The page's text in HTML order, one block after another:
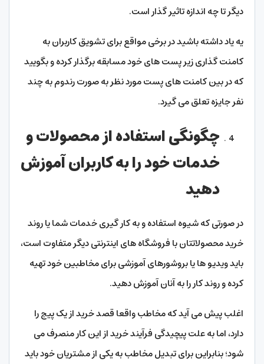
دیگر تا چه اندازه تاثیر گذار است.
یه یاد داشته باشید در برخی مواقع برای تشویق کاربران به
کامنت گذاری زیر پست های خود مسابقه برگذار کرده و بگویید
که در بین کامنت های پست مورد نظر به صورت رندوم به چند
نفر جایزه تعلق می گیرد.
چگونگی استفاده از محصولات و
خدمات خود را به کاربران آموزش
دهید
در صورتی که شیوه استفاده و به کار گیری خدمات شما یا روند
خرید محصولاتتان با فروشگاه های اینترنتی دیگر متفاوت است،
باید ویدیو ها یا بروشورهای آموزشی برای مخاطبین خود تهیه
کرده و روند کار را به آنان آموزش دهید.
اغلب پیش می آید که مخاطب واقعا قصد خرید از یک پیج را
دارد، اما به علت پیچیدگی فرآیند خرید از این کار منصرف می
شود؛ بنابراین برای تبدیل مخاطب به یکی از مشتریان خود باید